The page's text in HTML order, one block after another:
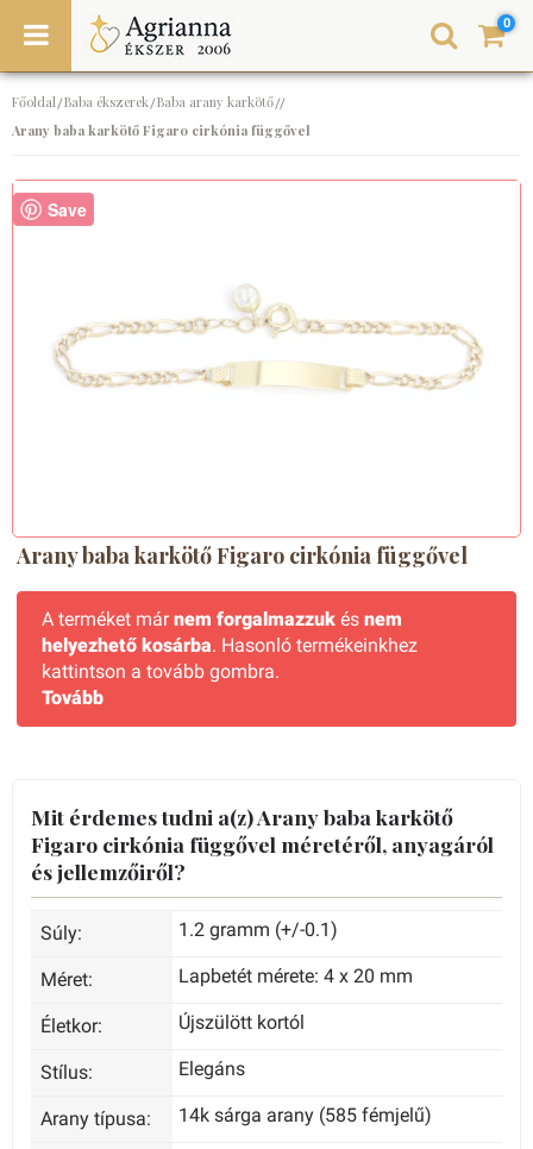
0
Főoldal/Baba ékszerek/Baba arany karkötő//
Arany baba karkötő Figaro cirkónia függővel
Save
Arany baba karkötő Figaro cirkónia függővel
A terméket márnem forgalmazzuk és nem
helyezhető kosárba. Hasonló termékeinkhez
kattintson a tovább gombra.
Tovább
Mit érdemes tudni a(z) Arany baba karkötő
Figaro cirkónia függővel méretéről, anyagáról
és jellemzőiről?
Súly: 1.2 gramm (+/-0.1)
Méret: Lapbetét mérete: 4 x 20 mm
Életkor: Újszülött kortól
Stílus: Elegáns
Arany típusa: 14k sárga arany (585 fémjelű)